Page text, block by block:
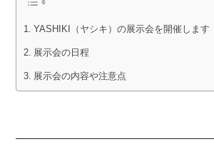
YASHIKI（ヤシキ）の展示会を開催します
展示会の日程
展示会の内容や注意点